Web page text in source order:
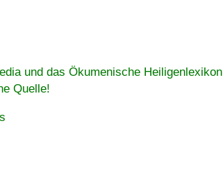
und das Ökumenische Heiligenlexikon
Quelle!